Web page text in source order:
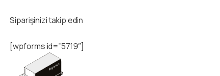
Siparişinizi takip edin
[wpforms id=”5719″]